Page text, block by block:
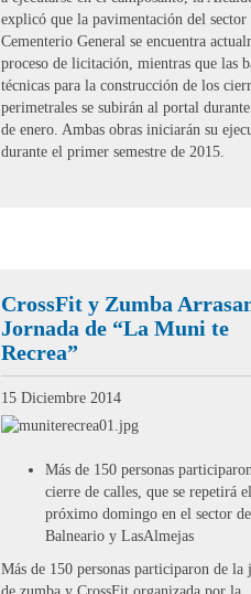
explicó que la pavimentación del
Cementerio General se encuentra
proceso de licitación, mientras que las
técnicas para la construcción de los
perimetrales se subirán al portal
de enero. Ambas obras iniciarán su
durante el primer semestre de 2015.
CrossFit y Zumba
Jornada de “La Muni te
Recrea”
15 Diciembre 2014
Más de 150 personas
cierre de calles, que se repetirá el
próximo domingo en el sector
Balneario y LasAlmejas
Más de 150 personas participaron de la